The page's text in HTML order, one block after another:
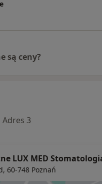
są ceny?
Adres 3
LUX MED
, 60-748 Poznań